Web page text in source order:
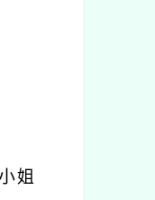
姐